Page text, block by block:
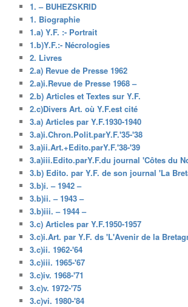
1. – BUHEZSKRID
1. Biographie
1.a) Y.F. :- Portrait
1.b)Y.F.:- Nécrologies
2. Livres
2.a) Revue de Presse 1962
2.a)i.Revue de Presse 1968 –
2.b) Articles et Textes sur Y.F.
2.c)Divers Art. où Y.F.est cité
3.a) Articles par Y.F.1930-1940
3.a)i.Chron.Polit.parY.F.'35-'38
3.a)ii.Art.+Edito.parY.F.'38-'39
3.a)iii.Edito.parY.F.du journal 'Côtes du
3.b) Edito. par Y.F. de son journal 'La
3.b)i. – 1942 –
3.b)ii. – 1943 –
3.b)iii. – 1944 –
3.c) Articles par Y.F.1950-1957
3.c)i.Art. par Y.F. ds 'L'Avenir de la
3.c)ii. 1962-'64
3.c)iii. 1965-'67
3.c)iv. 1968-'71
3.c)v. 1972-'75
3.c)vi. 1980-'84